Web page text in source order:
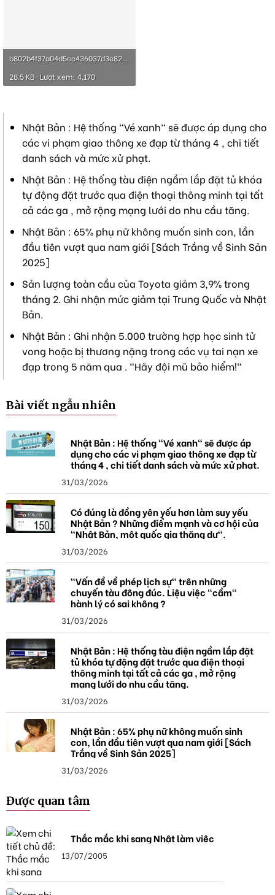
b802b4f37a04d5ec436037d3e82277ba.webp
28.5 KB · Lượt xem: 4,170
Nhật Bản : Hệ thống "Vé xanh" sẽ được áp dụng cho
các vi phạm giao thông xe đạp từ tháng 4 , chi tiết
danh sách và mức xử phạt.
Nhật Bản : Hệ thống tàu điện ngầm lắp đặt tủ khóa
tự động đặt trước qua điện thoại thông minh tại tất
cả các ga , mở rộng mạng lưới do nhu cầu tăng.
Nhật Bản : 65% phụ nữ không muốn sinh con, lần
đầu tiên vượt qua nam giới [Sách Trắng về Sinh Sản
2025]
Sản lượng toàn cầu của Toyota giảm 3,9% trong
tháng 2. Ghi nhận mức giảm tại Trung Quốc và Nhật
Bản.
Nhật Bản : Ghi nhận 5.000 trường hợp học sinh tử
vong hoặc bị thương nặng trong các vụ tai nạn xe
đạp trong 5 năm qua . "Hãy đội mũ bảo hiểm!"
Bài viết ngẫu nhiên
Nhật Bản : Hệ thống "Vé xanh" sẽ được áp
dụng cho các vi phạm giao thông xe đạp từ
tháng 4 , chi tiết danh sách và mức xử phạt.
31/03/2026
Có đúng là đồng yên yếu hơn làm suy yếu
Nhật Bản ? Những điểm mạnh và cơ hội của
"Nhật Bản, một quốc gia thặng dư".
31/03/2026
"Vấn đề về phép lịch sự" trên những
chuyến tàu đông đúc. Liệu việc "cầm"
hành lý có sai không ?
31/03/2026
Nhật Bản : Hệ thống tàu điện ngầm lắp đặt
tủ khóa tự động đặt trước qua điện thoại
thông minh tại tất cả các ga , mở rộng
mạng lưới do nhu cầu tăng.
31/03/2026
Nhật Bản : 65% phụ nữ không muốn sinh
con, lần đầu tiên vượt qua nam giới [Sách
Trắng về Sinh Sản 2025]
31/03/2026
Được quan tâm
Thắc mắc khi sang Nhật làm việc
13/07/2005